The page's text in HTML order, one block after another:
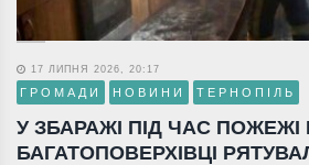
17 ЛИПНЯ 2026, 20:17
ГРОМАДИ НОВИНИ ТЕРНОПІЛЬ
У ЗБАРАЖІ ПІД ЧАС ПОЖЕЖІ
БАГАТОПОВЕРХІВЦІ